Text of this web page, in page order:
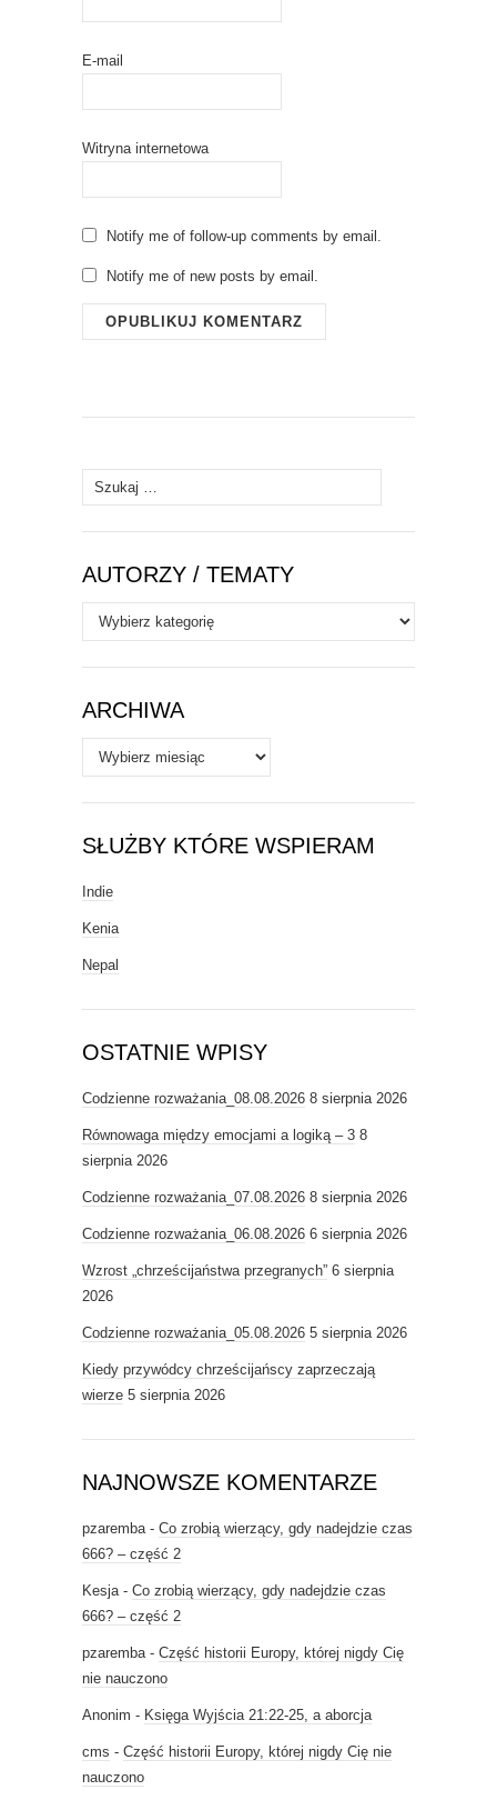
E-mail
Witryna internetowa
Notify me of follow-up comments by email.
Notify me of new posts by email.
Szukaj:
AUTORZY / TEMATY
Autorzy
/
Tematy
ARCHIWA
Archiwa
SŁUŻBY KTÓRE WSPIERAM
Indie
Kenia
Nepal
OSTATNIE WPISY
Codzienne rozważania_08.08.2026 8 sierpnia 2026
Równowaga między emocjami a logiką – 3 8
sierpnia 2026
Codzienne rozważania_07.08.2026 8 sierpnia 2026
Codzienne rozważania_06.08.2026 6 sierpnia 2026
Wzrost „chrześcijaństwa przegranych” 6 sierpnia
2026
Codzienne rozważania_05.08.2026 5 sierpnia 2026
Kiedy przywódcy chrześcijańscy zaprzeczają
wierze 5 sierpnia 2026
NAJNOWSZE KOMENTARZE
pzaremba- Co zrobią wierzący, gdy nadejdzie czas
666? – część 2
Kesja- Co zrobią wierzący, gdy nadejdzie czas
666? – część 2
pzaremba- Część historii Europy, której nigdy Cię
nie nauczono
Anonim - Księga Wyjścia 21:22-25, a aborcja
cms - Część historii Europy, której nigdy Cię nie
nauczono